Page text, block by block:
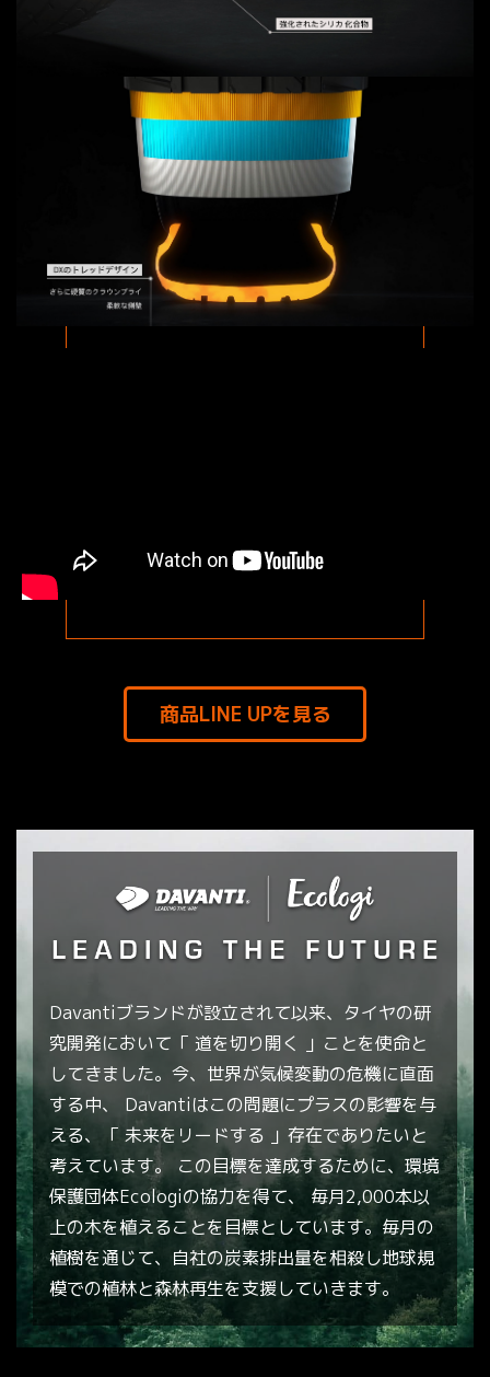
商品LINE UPを見る
Davantiブランドが設立されて以来、タイヤの研
究開発において「 道を切り開く 」ことを使命と
してきました。今、世界が気候変動の危機に直面
する中、 Davantiはこの問題にプラスの影響を与
える、「 未来をリードする 」存在でありたいと
考えています。 この目標を達成するために、環境
保護団体Ecologiの協力を得て、 毎月2,000本以
上の木を植えることを目標としています。毎月の
植樹を通じて、自社の炭素排出量を相殺し地球規
模での植林と森林再生を支援していきます。